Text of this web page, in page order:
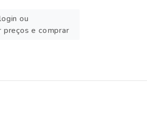
ou
e comprar